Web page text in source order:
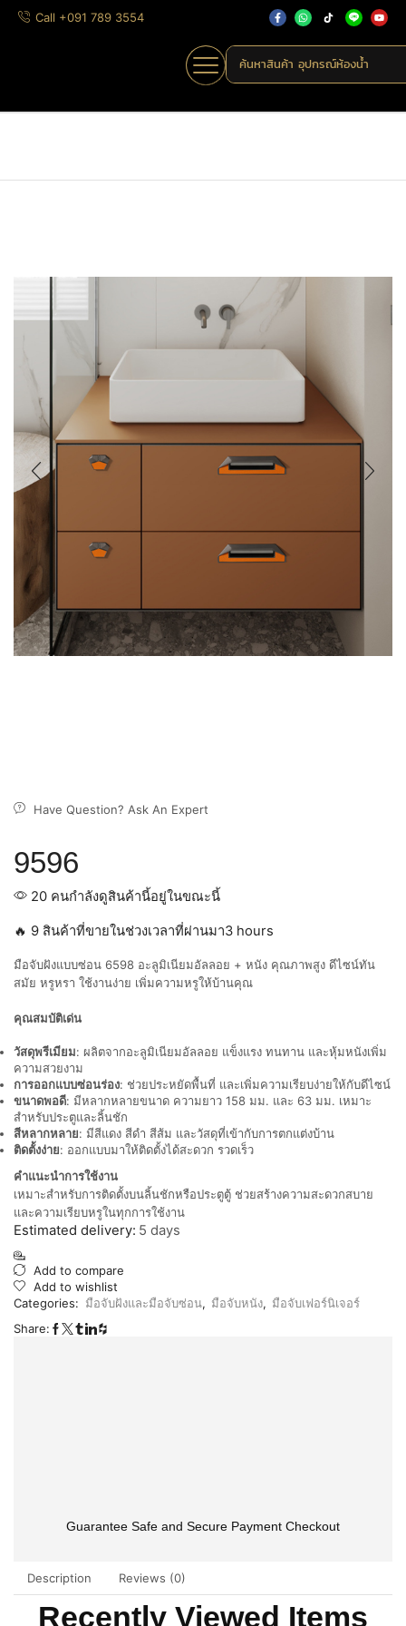
Call +091 789 3554
ค้นหาสินค้า อุปกรณ์ห้องน้ำ
Have Question? Ask An Expert
9596
20 คนกำลังดูสินค้านี้อยู่ในขณะนี้
🔥 9 สินค้าที่ขายในช่วงเวลาที่ผ่านมา3 hours
มือจับฝังแบบซ่อน 6598 อะลูมิเนียมอัลลอย + หนัง คุณภาพสูง ดีไซน์ทัน
สมัย หรูหรา ใช้งานง่าย เพิ่มความหรูให้บ้านคุณ
คุณสมบัติเด่น
วัสดุพรีเมียม: ผลิตจากอะลูมิเนียมอัลลอย แข็งแรง ทนทาน และหุ้มหนังเพิ่ม
ความสวยงาม
การออกแบบซ่อนร่อง: ช่วยประหยัดพื้นที่ และเพิ่มความเรียบง่ายให้กับดีไซน์
ขนาดพอดี: มีหลากหลายขนาด ความยาว 158 มม. และ 63 มม. เหมาะ
สำหรับประตูและลิ้นชัก
สีหลากหลาย: มีสีแดง สีดำ สีส้ม และวัสดุที่เข้ากับการตกแต่งบ้าน
ติดตั้งง่าย: ออกแบบมาให้ติดตั้งได้สะดวก รวดเร็ว
คำแนะนำการใช้งาน
เหมาะสำหรับการติดตั้งบนลิ้นชักหรือประตูตู้ ช่วยสร้างความสะดวกสบาย
และความเรียบหรูในทุกการใช้งาน
Estimated delivery: 5 days
Add to compare
Add to wishlist
Categories: มือจับฝังและมือจับซ่อน, มือจับหนัง, มือจับเฟอร์นิเจอร์
Share:
Guarantee Safe and Secure Payment Checkout
Description Reviews (0)
Recently Viewed Items